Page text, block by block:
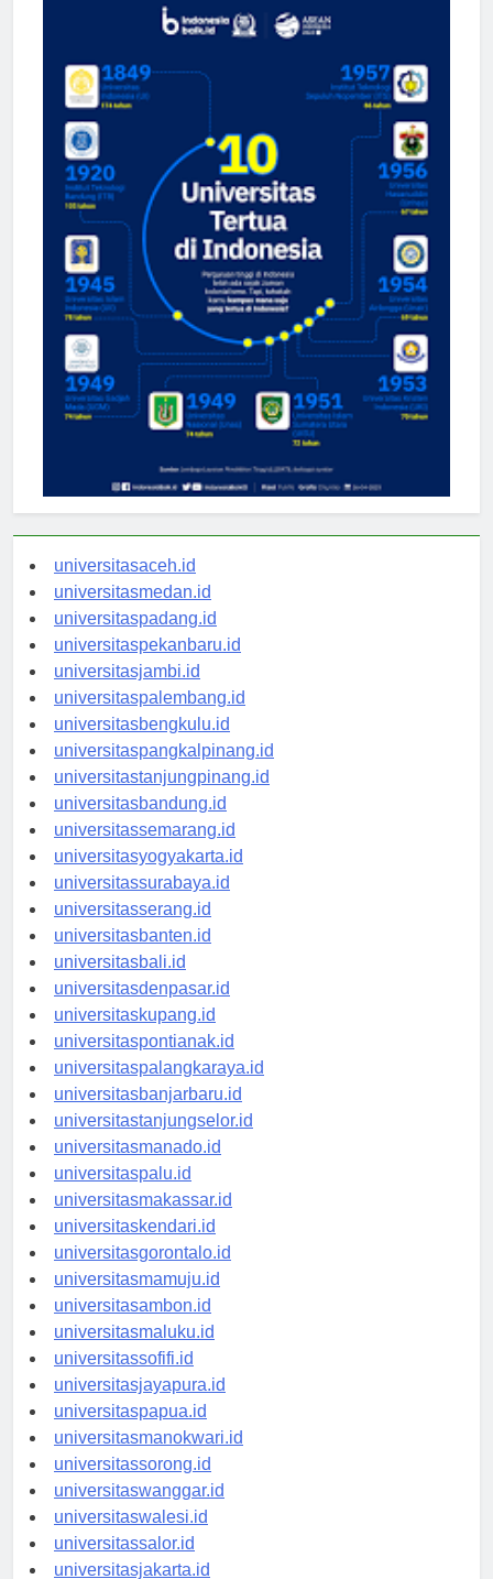
universitasaceh.id
universitasmedan.id
universitaspadang.id
universitaspekanbaru.id
universitasjambi.id
universitaspalembang.id
universitasbengkulu.id
universitaspangkalpinang.id
universitastanjungpinang.id
universitasbandung.id
universitassemarang.id
universitasyogyakarta.id
universitassurabaya.id
universitasserang.id
universitasbanten.id
universitasbali.id
universitasdenpasar.id
universitaskupang.id
universitaspontianak.id
universitaspalangkaraya.id
universitasbanjarbaru.id
universitastanjungselor.id
universitasmanado.id
universitaspalu.id
universitasmakassar.id
universitaskendari.id
universitasgorontalo.id
universitasmamuju.id
universitasambon.id
universitasmaluku.id
universitassofifi.id
universitasjayapura.id
universitaspapua.id
universitasmanokwari.id
universitassorong.id
universitaswanggar.id
universitaswalesi.id
universitassalor.id